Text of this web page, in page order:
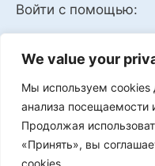
We value your
Мы используем cookies
анализа посещаемости
Продолжая
«Принять», вы
cookies.
Войти с помощью:
Мы в VK